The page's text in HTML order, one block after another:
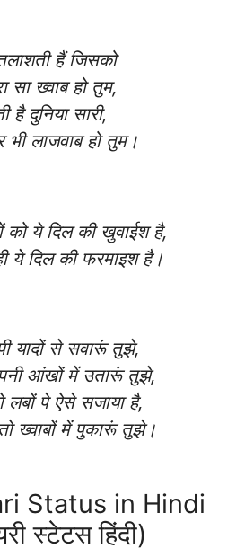
हैं जिसको
सा ख्वाब हो तुम,
है दुनिया सारी,
भी लाजवाब हो तुम।
को ये दिल की खुवाईश है,
ये दिल की फरमाइश है।
यादों से सवारूं तुझे,
आंखों में उतारूं तुझे,
लबों पे ऐसे सजाया है,
ख्वाबों में पुकारूं तुझे।
Status in Hindi
स्टेटस हिंदी)